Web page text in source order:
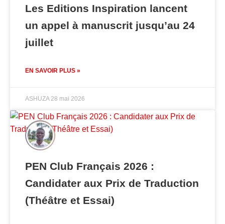
Les Editions Inspiration lancent
un appel à manuscrit jusqu’au 24
juillet
EN SAVOIR PLUS »
ASHUZA28 mai 2026
PEN Club Français 2026 :
Candidater aux Prix de Traduction
(Théâtre et Essai)